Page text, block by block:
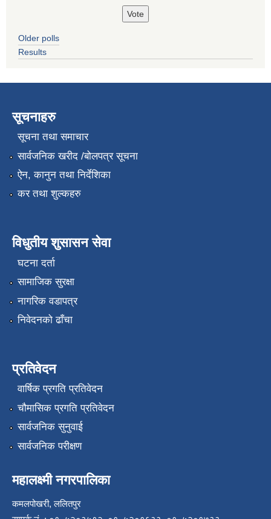
Older polls
Results
सूचनाहरु
सूचना तथा समाचार
सार्वजनिक खरीद /बोलपत्र सूचना
ऐन, कानुन तथा निर्देशिका
कर तथा शुल्कहरु
विधुतीय शुसासन सेवा
घटना दर्ता
सामाजिक सुरक्षा
नागरिक वडापत्र
निवेदनको ढाँचा
प्रतिवेदन
वार्षिक प्रगति प्रतिवेदन
चौमासिक प्रगति प्रतिवेदन
सार्वजनिक सुनुवाई
सार्वजनिक परीक्षण
महालक्ष्मी नगरपालिका
कमलपोखरी, ललितपुर